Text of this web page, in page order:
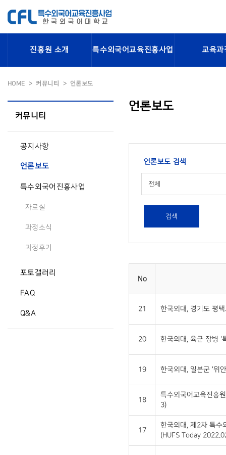
진흥원 소개 특수외국어교육진흥사업 교육과
HOME 커뮤니티 언론보도
커뮤니티
공지사항
언론보도
특수외국어진흥사업
자료실
과정소식
과정후기
포토갤러리
FAQ
Q&A
언론보도
언론보도 검색
전체
검색
No
21 한국외대, 경기도 평
20 한국외대, 육군 장병 '
19 한국외대, 일본군 '위
18
특수외국어교육진흥
3)
17
한국외대, 제2차 특수
(HUFS Today